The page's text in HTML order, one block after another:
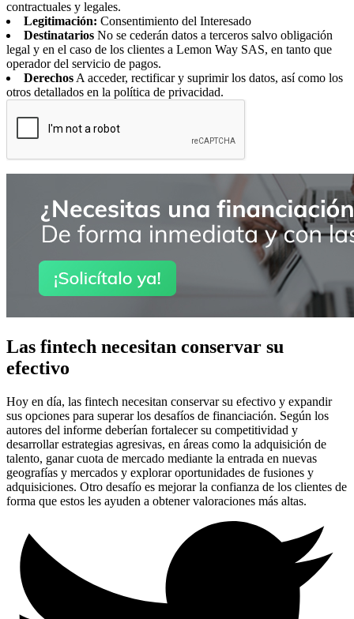
contractuales y legales.
Legitimación: Consentimiento del Interesado
Destinatarios No se cederán datos a terceros salvo obligación
legal y en el caso de los clientes a Lemon Way SAS, en tanto que
operador del servicio de pagos.
Derechos A acceder, rectificar y suprimir los datos, así como los
otros detallados en la política de privacidad.
Las fintech necesitan conservar su
efectivo
Hoy en día, las fintech necesitan conservar su efectivo y expandir
sus opciones para superar los desafíos de financiación. Según los
autores del informe deberían fortalecer su competitividad y
desarrollar estrategias agresivas, en áreas como la adquisición de
talento, ganar cuota de mercado mediante la entrada en nuevas
geografías y mercados y explorar oportunidades de fusiones y
adquisiciones. Otro desafío es mejorar la confianza de los clientes de
forma que estos les ayuden a obtener valoraciones más altas.